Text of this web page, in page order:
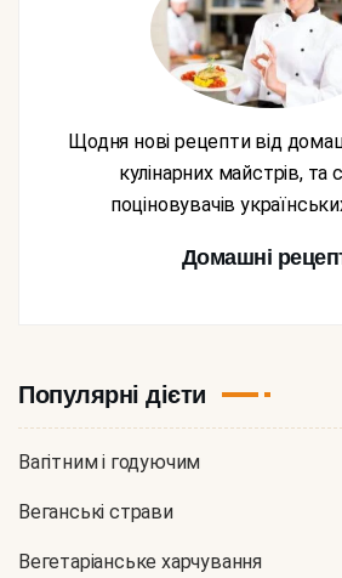
Щодня нові рецепти від домашніх господинь,
кулінарних майстрів, та
поціновувачів
Домашні
Популярні дієти
Вагітним і годуючим
Веганські страви
Вегетаріанське харчування